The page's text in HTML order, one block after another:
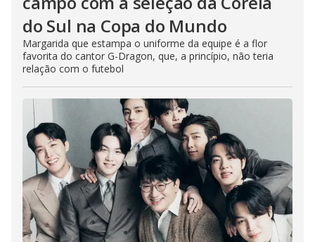
do Sul na Copa do Mundo
Margarida que estampa o uniforme da equipe é a flor
favorita do cantor G-Dragon, que, a princípio, não teria
relação com o futebol